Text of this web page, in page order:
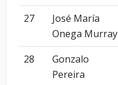
27
José María
Onega Murray
28
Gonzalo
Pereira